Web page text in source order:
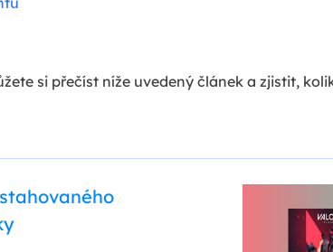
si přečíst níže uvedený článek a zjistit,